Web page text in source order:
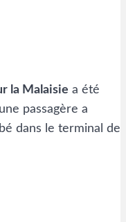
la Malaisie a été
passagère a
dans le terminal de